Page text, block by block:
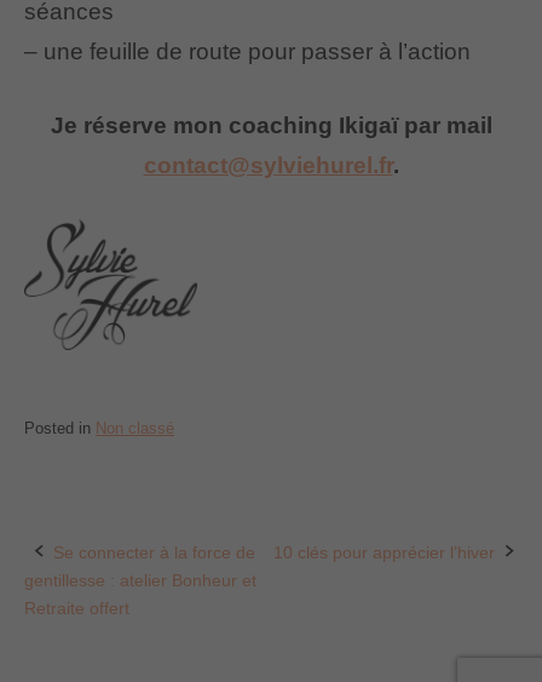
séances
– une feuille de route pour passer à l’action
Je réserve mon coaching Ikigaï par mail
contact@sylviehurel.fr.
Posted in Non classé
Post
navigation
Se connecter à la force de
gentillesse : atelier Bonheur et
Retraite offert
10 clés pour apprécier l’hiver